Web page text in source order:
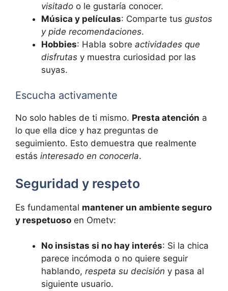
visitado o le gustaría conocer.
Música y películas: Comparte tus gustos
y pide recomendaciones.
Hobbies: Habla sobre actividades que
disfrutas y muestra curiosidad por las
suyas.
Escucha activamente
No solo hables de ti mismo. Presta atención a
lo que ella dice y haz preguntas de
seguimiento. Esto demuestra que realmente
estás interesado en conocerla.
Seguridad y respeto
Es fundamental mantener un ambiente seguro
y respetuoso en Ometv:
No insistas si no hay interés: Si la chica
parece incómoda o no quiere seguir
hablando, respeta su decisión y pasa al
siguiente usuario.